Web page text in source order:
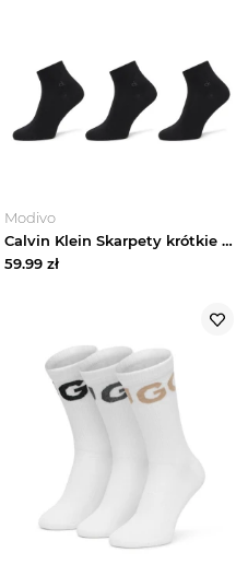
Modivo
Calvin Klein Skarpety krótkie 701234209 Czarny
59.99 zł